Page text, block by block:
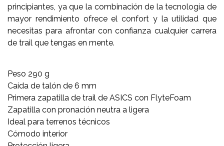
principiantes, ya que la combinación de la tecnología de
mayor rendimiento ofrece el confort y la utilidad que
necesitas para afrontar con confianza cualquier carrera
de trail que tengas en mente.
Peso 290 g
Caída de talón de 6 mm
Primera zapatilla de trail de ASICS con FlyteFoam
Zapatilla con pronación neutra a ligera
Ideal para terrenos técnicos
Cómodo interior